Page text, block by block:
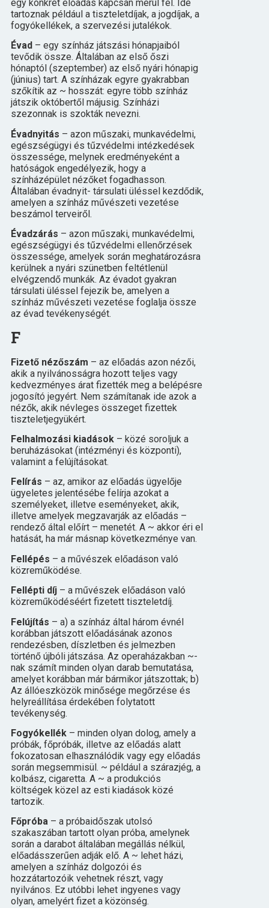
egy konkrét előadás kapcsán merül fel. Ide
tartoznak például a tiszteletdíjak, a jogdíjak, a
fogyókellékek, a szervezési jutalékok.
Évad – egy színház játszási hónapjaiból
tevődik össze. Általában az első őszi
hónaptól (szeptember) az első nyári hónapig
(június) tart. A színházak egyre gyakrabban
szőkítik az ~ hosszát: egyre több színház
játszik októbertől májusig. Színházi
szezonnak is szokták nevezni.
Évadnyitás – azon műszaki, munkavédelmi,
egészségügyi és tűzvédelmi intézkedések
összessége, melynek eredményeként a
hatóságok engedélyezik, hogy a
színházépület nézőket fogadhasson.
Általában évadnyit- társulati üléssel kezdődik,
amelyen a színház művészeti vezetése
beszámol terveiről.
Évadzárás – azon műszaki, munkavédelmi,
egészségügyi és tűzvédelmi ellenőrzések
összessége, amelyek során meghatározásra
kerülnek a nyári szünetben feltétlenül
elvégzendő munkák. Az évadot gyakran
társulati üléssel fejezik be, amelyen a
színház művészeti vezetése foglalja össze
az évad tevékenységét.
F
Fizető nézőszám – az előadás azon nézői,
akik a nyilvánosságra hozott teljes vagy
kedvezményes árat fizették meg a belépésre
jogosító jegyért. Nem számítanak ide azok a
nézők, akik névleges összeget fizettek
tiszteletjegyükért.
Felhalmozási kiadások– közé soroljuk a
beruházásokat (intézményi és központi),
valamint a felújításokat.
Felírás – az, amikor az előadás ügyelője
ügyeletes jelentésébe felírja azokat a
személyeket, illetve eseményeket, akik,
illetve amelyek megzavarják az előadás –
rendező által előírt – menetét. A ~ akkor éri el
hatását, ha már másnap következménye van.
Fellépés – a művészek előadáson való
közreműködése.
Fellépti díj – a művészek előadáson való
közreműködéséért fizetett tiszteletdíj.
Felújítás – a) a színház által három évnél
korábban játszott előadásának azonos
rendezésben, díszletben és jelmezben
történő újbóli játszása. Az operaházakban ~-
nak számít minden olyan darab bemutatása,
amelyet korábban már bármikor játszottak; b)
Az állóeszközök minősége megőrzése és
helyreállítása érdekében folytatott
tevékenység.
Fogyókellék – minden olyan dolog, amely a
próbák, főpróbák, illetve az előadás alatt
fokozatosan elhasználódik vagy egy előadás
során megsemmisül. ~ például a szárazjég, a
kolbász, cigaretta. A ~ a produkciós
költségek közel az esti kiadások közé
tartozik.
Főpróba – a próbaidőszak utolsó
szakaszában tartott olyan próba, amelynek
során a darabot általában megállás nélkül,
előadásszerűen adják elő. A ~ lehet házi,
amelyen a színház dolgozói és
hozzátartozóik vehetnek részt, vagy
nyilvános. Ez utóbbi lehet ingyenes vagy
olyan, amelyért fizet a közönség.